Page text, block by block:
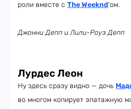
роли вместе с The Weeknd'ом.
Джонни Депп и Лили-Роуз Депп
Лурдес Леон
Ну здесь сразу видно — дочь
во многом копирует эпатажную